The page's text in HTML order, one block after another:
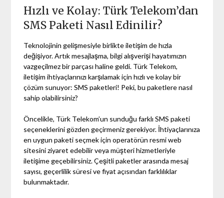
Hızlı ve Kolay: Türk Telekom’dan
SMS Paketi Nasıl Edinilir?
Teknolojinin gelişmesiyle birlikte iletişim de hızla
değişiyor. Artık mesajlaşma, bilgi alışverişi hayatımızın
vazgeçilmez bir parçası haline geldi. Türk Telekom,
iletişim ihtiyaçlarınızı karşılamak için hızlı ve kolay bir
çözüm sunuyor: SMS paketleri! Peki, bu paketlere nasıl
sahip olabilirsiniz?
Öncelikle, Türk Telekom’un sunduğu farklı SMS paketi
seçeneklerini gözden geçirmeniz gerekiyor. İhtiyaçlarınıza
en uygun paketi seçmek için operatörün resmi web
sitesini ziyaret edebilir veya müşteri hizmetleriyle
iletişime geçebilirsiniz. Çeşitli paketler arasında mesaj
sayısı, geçerlilik süresi ve fiyat açısından farklılıklar
bulunmaktadır.